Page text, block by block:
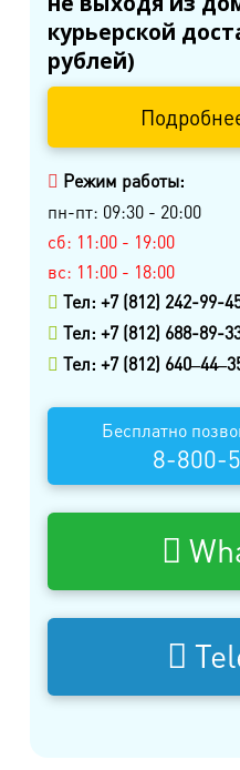
курьерской
рублей)
Режим работы:
пн-пт: 09:30 - 20:00
сб: 11:00 - 19:00
вс: 11:00 - 18:00
Тел: +7 (812) 242-99-
Тел: +7 (812) 688-89-
Тел: +7 (812)
Бесплатно
8-800-